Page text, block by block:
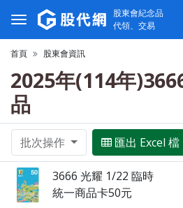
股東會紀念品
代領、交易
首頁 股東會資訊
2025年(114年
品
批次操作 匯出 Excel 檔
3666 光耀 1/22 臨時
統一商品卡50元